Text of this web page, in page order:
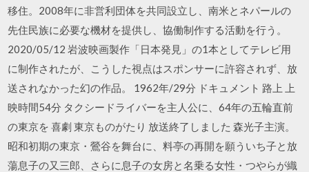
移住。2008年に非営利団体を共同設立し、南米とネパールの
先住民族に必要な機材を提供し、協働制作する活動を行う。
2020/05/12 岩波映画製作「日本発見」の1本としてテレビ用
に制作されたが、こうした視点はスポンサーに許容されず、放
送されなかった幻の作品。 1962年/29分 ドキュメント 路上 上
映時間54分 タクシードライバーを主人公に、64年の五輪直前
の東京を 喜劇 東京ものがたり 放送終了しました 森光子主演。
昭和初期の東京・鶯谷を舞台に、料亭の再開を願ういち子と放
蕩息子の又三郎、さらに息子の女房と名乗る女性・つやらが織